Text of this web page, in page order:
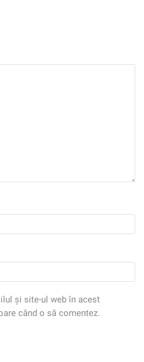
și site-ul web în acest
când o să comentez.